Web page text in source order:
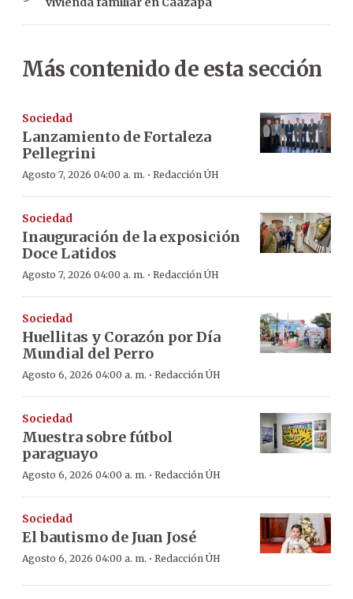
Más contenido de esta sección
Sociedad
Lanzamiento de Fortaleza
Pellegrini
Agosto 7, 2026 04:00 a. m. · Redacción ÚH
Sociedad
Inauguración de la exposición
Doce Latidos
Agosto 7, 2026 04:00 a. m. · Redacción ÚH
Sociedad
Huellitas y Corazón por Día
Mundial del Perro
Agosto 6, 2026 04:00 a. m. · Redacción ÚH
Sociedad
Muestra sobre fútbol
paraguayo
Agosto 6, 2026 04:00 a. m. · Redacción ÚH
Sociedad
El bautismo de Juan José
Agosto 6, 2026 04:00 a. m. · Redacción ÚH